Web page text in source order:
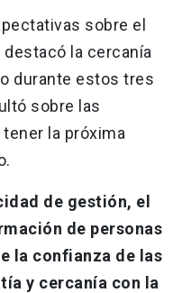
sobre el
la cercanía
durante estos tres
sobre las
la próxima
de gestión, el
de personas
la confianza de las
y cercanía con la